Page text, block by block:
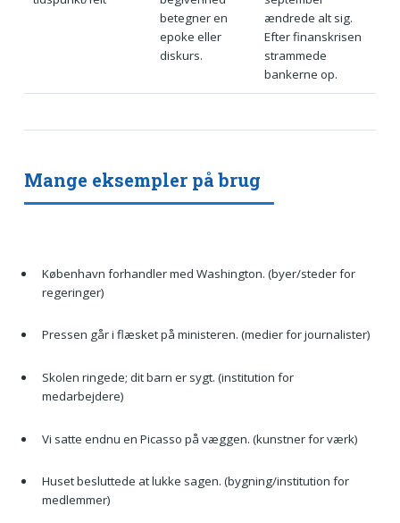
betegner en
epoke eller
diskurs.
ændrede alt sig.
Efter finanskrisen
strammede
bankerne op.
Mange eksempler på brug
København forhandler med Washington. (byer/steder for
regeringer)
Pressen går i flæsket på ministeren. (medier for journalister)
Skolen ringede; dit barn er sygt. (institution for
medarbejdere)
Vi satte endnu en Picasso på væggen. (kunstner for værk)
Huset besluttede at lukke sagen. (bygning/institution for
medlemmer)